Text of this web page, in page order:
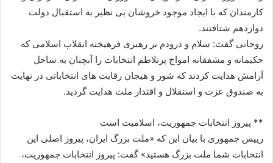
کارمندان که با ایجاد موجود خروشان بی نظیر به استقبال دولت
دوازدهم شتافتند.
روحانی گفت: سلام و درودم بر رهبری فرهیخته انقلاب اسلامی که
حکیمانه و مشفقانه امواج پرتلاطم انتخابات را آنچنان به ساحل
آرامش هدایت کردند که شور و هیجان رقابت های انتخاباتی در نهایت
به صندوق عزت و استقلال و اقتدار ملت هدایت گردید.
** پیروز انتخابات جمهوریت، اسلامیت است
رییس جمهوری با بیان این که «ملت بزرگ ایران، پیروز اصلی این
انتخابات شما ملت بزرگ هستید» گفت: پیروز انتخابات جمهوریت،